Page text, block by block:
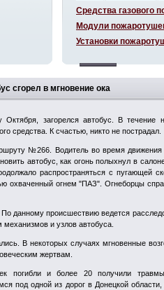
сгорел в мгновение ока
загорелся автобус. В течение
средства. К счастью, никто не пострадал.
№266. Водитель во время
автобус, как огонь полыхнул в
распространяться с пугающей
охваченный огнем "ПАЗ". Огнеборцы
данному происшествию ведется
и узлов автобуса.
В некоторых случаях мгновенные
жертвам.
погибли и более 20 получили травмы
под одной из дорог в Донецкой
Средства газового
Модули
Установки